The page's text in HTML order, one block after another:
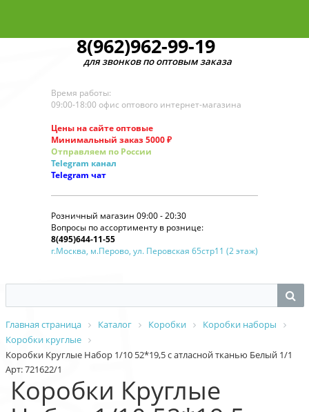
8(962)962-99-19
для звонков по оптовым заказам
Время работы:
09:00-18:00 офис оптового интернет-магазина
Цены на сайте оптовые
Минимальный заказ 5000 ₽
Отправляем по России
Telegram канал
Telegram чат
Розничный магазин 09:00 - 20:30
Вопросы по ассортименту в рознице:
8(495)644-11-55
г.Москва, м.Перово, ул. Перовская 65стр11 (2 этаж)
Главная страница Каталог Коробки
Коробки наборы
Коробки круглые
Коробки Круглые Набор 1/10 52*19,5 с атласной тканью Белый 1/1
Арт: 721622/1
Коробки Круглые